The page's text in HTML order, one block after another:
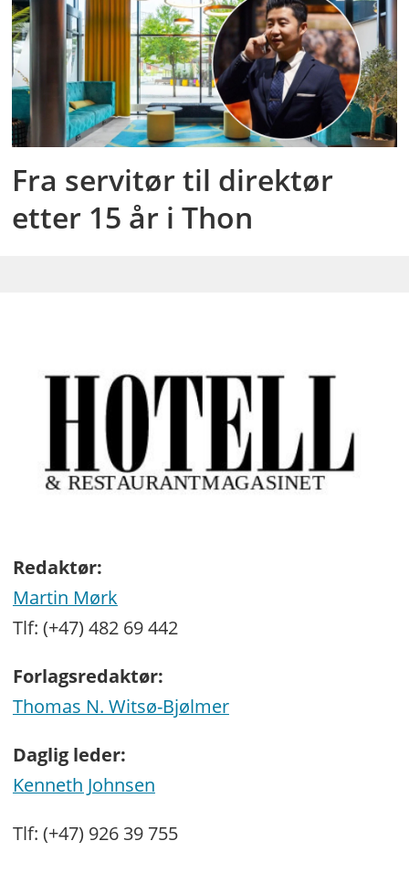
Fra servitør til direktør
etter 15 år i Thon
Redaktør:
Martin Mørk
Tlf: (+47) 482 69 442
Forlagsredaktør:
Thomas N. Witsø-Bjølmer
Daglig leder:
Kenneth Johnsen
Tlf: (+47) 926 39 755